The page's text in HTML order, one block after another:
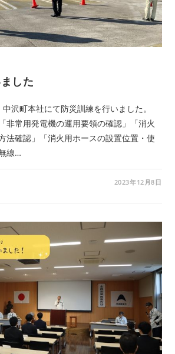
した
沢町本社にて防災訓練を行いました。
非常用発電機の運用要領の確認」「消火
法確認」「消火用ホースの設置位置・使
線…
2023年12月8日